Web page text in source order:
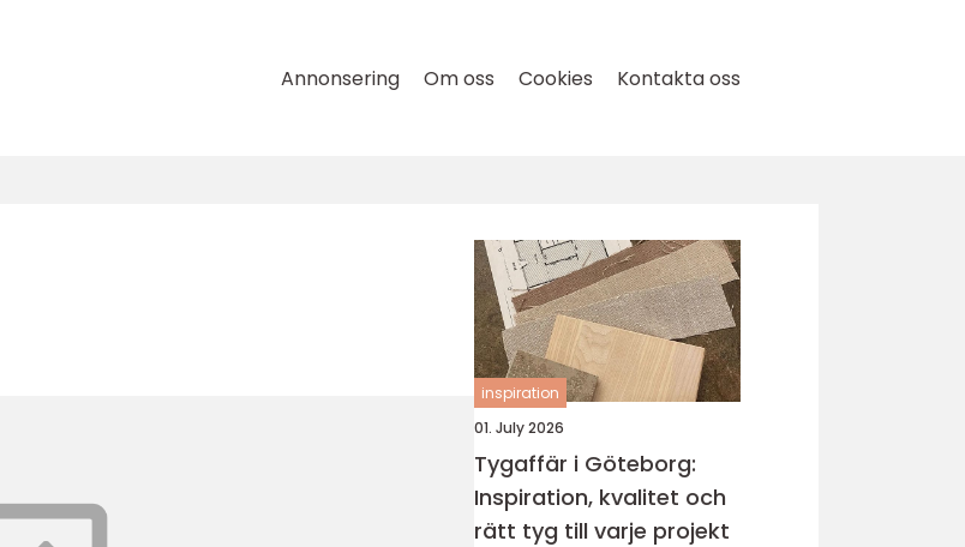
Annonsering Om oss Cookies Kontakta oss
inspiration
01. July 2026
Tygaffär i Göteborg:
Inspiration, kvalitet och
rätt tyg till varje projekt